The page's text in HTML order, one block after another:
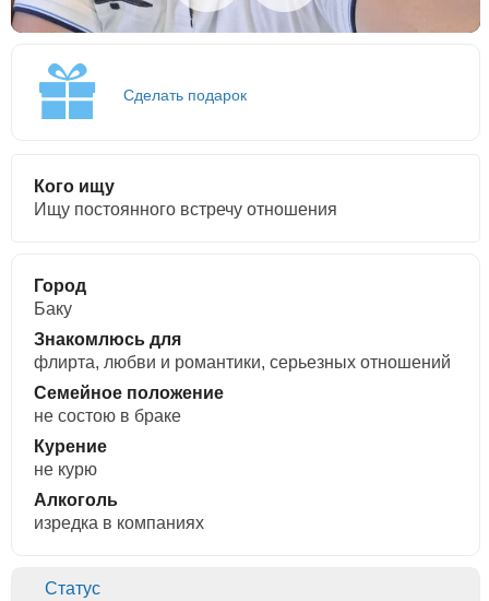
Сделать подарок
Кого ищу
Ищу постоянного встречу отношения
Город
Баку
Знакомлюсь для
флирта, любви и романтики, cерьезных отношений
Семейное положение
не состою в браке
Курение
не курю
Алкоголь
изредка в компаниях
Статус